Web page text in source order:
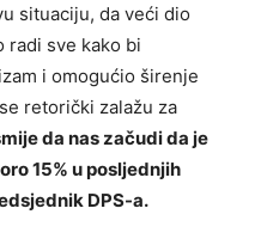
situaciju, da veći dio
radi sve kako bi
i omogućio širenje
retorički zalažu za
da nas začudi da je
15% u posljednjih
DPS-a.